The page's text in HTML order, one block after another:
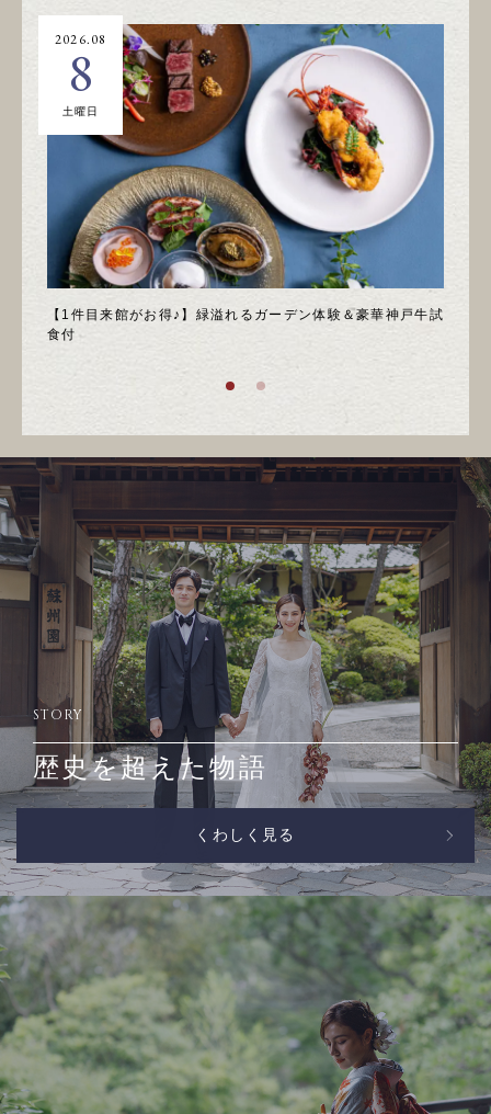
【1件目来館がお得♪】緑溢れるガーデン体験＆豪華神戸牛試
食付
2026.08
8
土曜日
STORY
歴史を超えた物語
くわしく見る